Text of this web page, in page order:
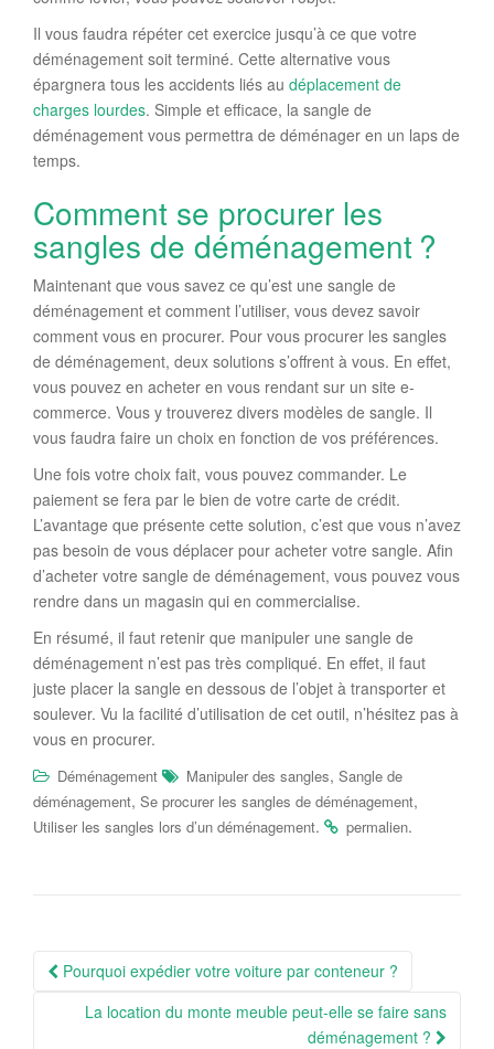
Il vous faudra répéter cet exercice jusqu’à ce que votre
déménagement soit terminé. Cette alternative vous
épargnera tous les accidents liés au déplacement de
charges lourdes. Simple et efficace, la sangle de
déménagement vous permettra de déménager en un laps de
temps.
Comment se procurer les
sangles de déménagement ?
Maintenant que vous savez ce qu’est une sangle de
déménagement et comment l’utiliser, vous devez savoir
comment vous en procurer. Pour vous procurer les sangles
de déménagement, deux solutions s’offrent à vous. En effet,
vous pouvez en acheter en vous rendant sur un site e-
commerce. Vous y trouverez divers modèles de sangle. Il
vous faudra faire un choix en fonction de vos préférences.
Une fois votre choix fait, vous pouvez commander. Le
paiement se fera par le bien de votre carte de crédit.
L’avantage que présente cette solution, c’est que vous n’avez
pas besoin de vous déplacer pour acheter votre sangle. Afin
d’acheter votre sangle de déménagement, vous pouvez vous
rendre dans un magasin qui en commercialise.
En résumé, il faut retenir que manipuler une sangle de
déménagement n’est pas très compliqué. En effet, il faut
juste placer la sangle en dessous de l’objet à transporter et
soulever. Vu la facilité d’utilisation de cet outil, n’hésitez pas à
vous en procurer.
Déménagement Manipuler des sangles, Sangle de
déménagement, Se procurer les sangles de déménagement,
Utiliser les sangles lors d’un déménagement. permalien.
Navigation
Article
Pourquoi expédier votre voiture par conteneur ?
La location du monte meuble peut-elle se faire sans
déménagement ?